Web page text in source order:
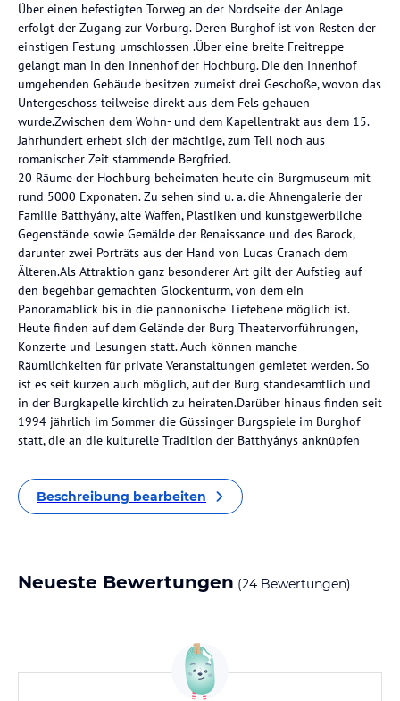
Über einen befestigten Torweg an der Nordseite der Anlage
erfolgt der Zugang zur Vorburg. Deren Burghof ist von Resten der
einstigen Festung umschlossen .Über eine breite Freitreppe
gelangt man in den Innenhof der Hochburg. Die den Innenhof
umgebenden Gebäude besitzen zumeist drei Geschoße, wovon das
Untergeschoss teilweise direkt aus dem Fels gehauen
wurde.Zwischen dem Wohn- und dem Kapellentrakt aus dem 15.
Jahrhundert erhebt sich der mächtige, zum Teil noch aus
romanischer Zeit stammende Bergfried.
20 Räume der Hochburg beheimaten heute ein Burgmuseum mit
rund 5000 Exponaten. Zu sehen sind u. a. die Ahnengalerie der
Familie Batthyány, alte Waffen, Plastiken und kunstgewerbliche
Gegenstände sowie Gemälde der Renaissance und des Barock,
darunter zwei Porträts aus der Hand von Lucas Cranach dem
Älteren.Als Attraktion ganz besonderer Art gilt der Aufstieg auf
den begehbar gemachten Glockenturm, von dem ein
Panoramablick bis in die pannonische Tiefebene möglich ist.
Heute finden auf dem Gelände der Burg Theatervorführungen,
Konzerte und Lesungen statt. Auch können manche
Räumlichkeiten für private Veranstaltungen gemietet werden. So
ist es seit kurzen auch möglich, auf der Burg standesamtlich und
in der Burgkapelle kirchlich zu heiraten.Darüber hinaus finden seit
1994 jährlich im Sommer die Güssinger Burgspiele im Burghof
statt, die an die kulturelle Tradition der Batthyánys anknüpfen
Beschreibung bearbeiten
Neueste Bewertungen (24 Bewertungen)